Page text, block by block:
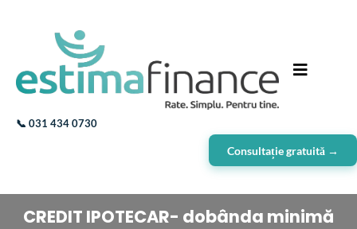
📞 031 434 0730
Consultație gratuită →
CREDIT IPOTECAR- dobânda minimă